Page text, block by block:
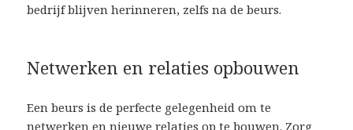
bedrijf blijven herinneren, zelfs na de beurs.
Netwerken en relaties opbouwen
Een beurs is de perfecte gelegenheid om te
netwerken en nieuwe relaties op te bouwen. Zorg